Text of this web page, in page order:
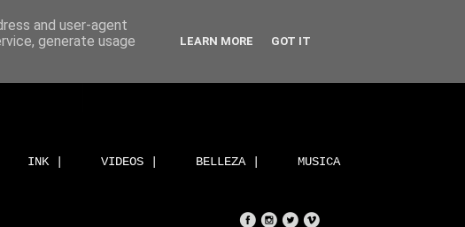
INK | VIDEOS | BELLEZA | MUSICA
and user-agent
generate usage
LEARN MORE GOT IT